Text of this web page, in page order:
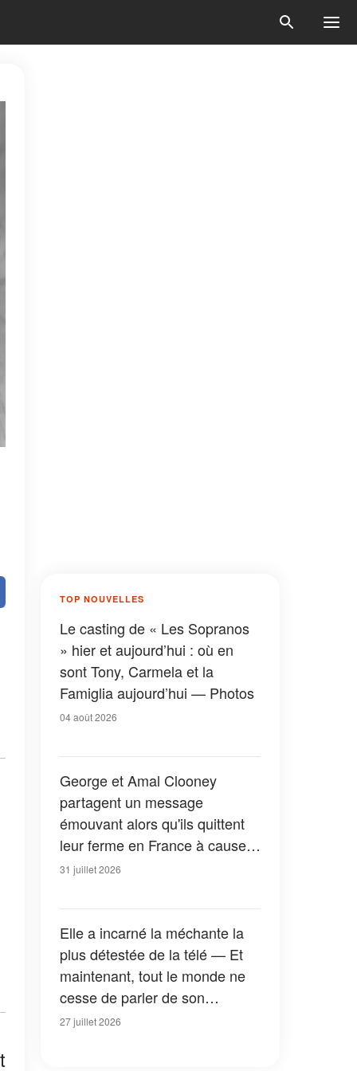
TOP NOUVELLES
Le casting de « Les Sopranos
» hier et aujourd’hui : où en
sont Tony, Carmela et la
Famiglia aujourd’hui — Photos
04 août 2026
George et Amal Clooney
partagent un message
émouvant alors qu'ils quittent
leur ferme en France à cause
des feux de forêt — Tous les
31 juillet 2026
Elle a incarné la méchante la
plus détestée de la télé — Et
maintenant, tout le monde ne
cesse de parler de son
apparition dans la nouvelle
27 juillet 2026